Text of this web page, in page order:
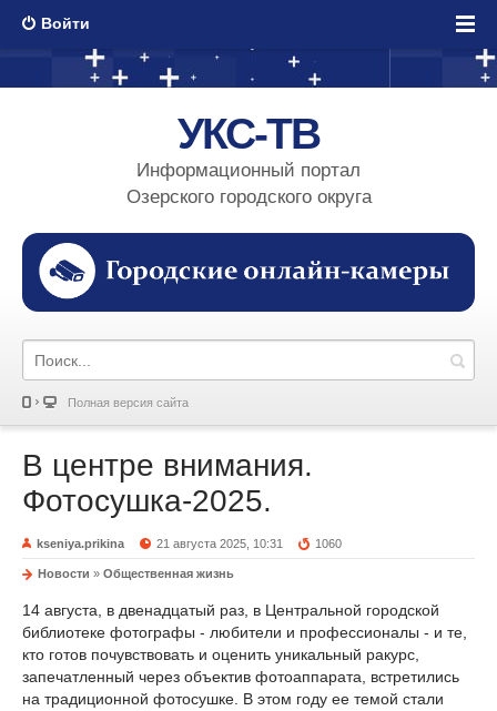
Войти
УКС-ТВ
Информационный портал
Озерского городского округа
Полная версия сайта
В центре внимания.
Фотосушка-2025.
kseniya.prikina 21 августа 2025, 10:31 1060
Новости » Общественная жизнь
14 августа, в двенадцатый раз, в Центральной городской
библиотеке фотографы - любители и профессионалы - и те,
кто готов почувствовать и оценить уникальный ракурс,
запечатленный через объектив фотоаппарата, встретились
на традиционной фотосушке. В этом году ее темой стали